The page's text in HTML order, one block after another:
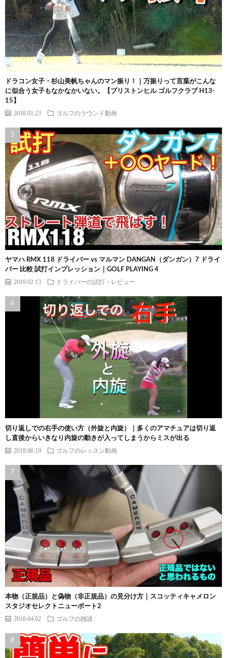
ドラコン女子・杉山美帆ちゃんのマン振り！｜万振りって言葉がこんな
に似合う女子もなかなかいない。【ブリストンヒル ゴルフクラブ H13-
15】
2018.01.23 ゴルフのラウンド動画
ヤマハ RMX 118 ドライバー vs マルマン DANGAN（ダンガン）7 ドライ
バー 比較 試打インプレッション｜GOLF PLAYING 4
2019.02.13 ドライバーの試打・レビュー
切り返しでの右手の使い方（外旋と内旋）｜多くのアマチュアは切り返
し直後からいきなり内旋の動きが入ってしまうからミスが出る
2018.06.19 ゴルフのレッスン動画
本物（正規品）と偽物（非正規品）の見分け方｜スコッティキャメロン
スタジオセレクトニューポート2
2018.04.02 ゴルフの雑談